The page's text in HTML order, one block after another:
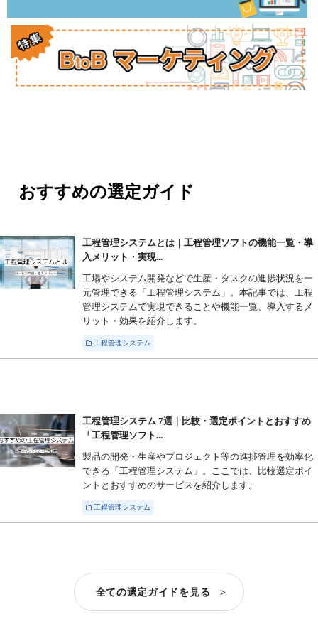
おすすめの選定ガイド
工程管理システムとは｜工程管理ソフトの機能一覧・導
入メリット・実現...
工場やシステム開発などで生産・タスクの進捗状況を一
元管理できる「工程管理システム」。本記事では、工程
管理システムで実現できることや機能一覧、導入するメ
リット・効果を紹介します。
工程管理システム
工程管理システム 7選｜比較・選定ポイントとおすすめ
「工程管理ソフト...
製品の開発・生産やプロジェクト等の進捗管理を効率化
できる「工程管理システム」。ここでは、比較選定ポイ
ントとおすすめのサービスを紹介します。
工程管理システム
全ての選定ガイドを見る >